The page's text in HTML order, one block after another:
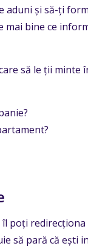
aduni și să-ți
mai bine ce
să le ții minte
poți
să pară că ești